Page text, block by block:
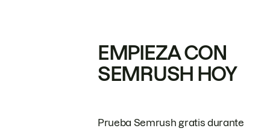
EMPIEZA CON
SEMRUSH HOY
Prueba Semrush gratis durante